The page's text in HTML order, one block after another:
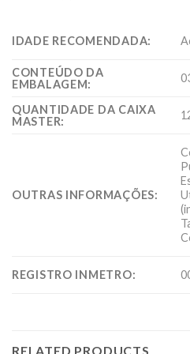
IDADE RECOMENDADA:
CONTEÚDO DA
EMBALAGEM:
QUANTIDADE DA CAIXA
MASTER:
OUTRAS INFORMAÇÕES:
REGISTRO INMETRO:
RELATED PRODUCTS